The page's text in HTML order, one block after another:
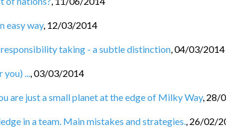
easy way, 12/03/2014
responsibility taking - a subtle distinction,04/03/2014
you) ...,03/03/2014
are just a small planet at the edge of Milky Way, 28/
in a team. Main mistakes and strategies., 26/02/